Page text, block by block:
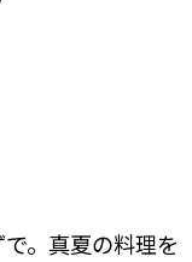
。真夏の料理を